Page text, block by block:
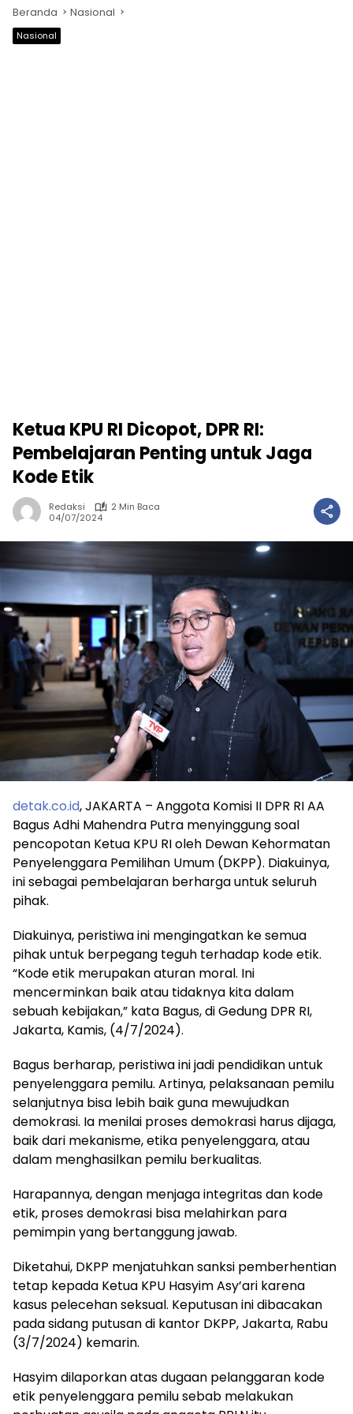
Beranda Nasional
Nasional
Ketua KPU RI Dicopot, DPR RI:
Pembelajaran Penting untuk Jaga
Kode Etik
Redaksi
2 Min Baca
04/07/2024
detak.co.id, JAKARTA – Anggota Komisi II DPR RI AA
Bagus Adhi Mahendra Putra menyinggung soal
pencopotan Ketua KPU RI oleh Dewan Kehormatan
Penyelenggara Pemilihan Umum (DKPP). Diakuinya,
ini sebagai pembelajaran berharga untuk seluruh
pihak.
Diakuinya, peristiwa ini mengingatkan ke semua
pihak untuk berpegang teguh terhadap kode etik.
“Kode etik merupakan aturan moral. Ini
mencerminkan baik atau tidaknya kita dalam
sebuah kebijakan,” kata Bagus, di Gedung DPR RI,
Jakarta, Kamis, (4/7/2024).
Bagus berharap, peristiwa ini jadi pendidikan untuk
penyelenggara pemilu. Artinya, pelaksanaan pemilu
selanjutnya bisa lebih baik guna mewujudkan
demokrasi. Ia menilai proses demokrasi harus dijaga,
baik dari mekanisme, etika penyelenggara, atau
dalam menghasilkan pemilu berkualitas.
Harapannya, dengan menjaga integritas dan kode
etik, proses demokrasi bisa melahirkan para
pemimpin yang bertanggung jawab.
Diketahui, DKPP menjatuhkan sanksi pemberhentian
tetap kepada Ketua KPU Hasyim Asy’ari karena
kasus pelecehan seksual. Keputusan ini dibacakan
pada sidang putusan di kantor DKPP, Jakarta, Rabu
(3/7/2024) kemarin.
Hasyim dilaporkan atas dugaan pelanggaran kode
etik penyelenggara pemilu sebab melakukan